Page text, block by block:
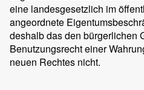
eine landesgesetzlich im
angeordnete
deshalb das den bürgerlichen
Benutzungsrecht einer
neuen Rechtes nicht.